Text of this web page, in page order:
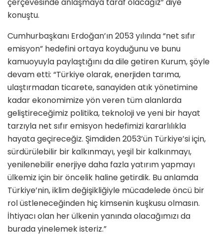
çerçevesinde anlaşmaya taraf olacağız” diye
konuştu.
Cumhurbaşkanı Erdoğan’ın 2053 yılında “net sıfır
emisyon” hedefini ortaya koyduğunu ve bunu
kamuoyuyla paylaştığını da dile getiren Kurum, şöyle
devam etti: “Türkiye olarak, enerjiden tarıma,
ulaştırmadan ticarete, sanayiden atık yönetimine
kadar ekonomimize yön veren tüm alanlarda
geliştireceğimiz politika, teknoloji ve yeni bir hayat
tarzıyla net sıfır emisyon hedefimizi kararlılıkla
hayata geçireceğiz. Şimdiden 2053’ün Türkiye’si için,
sürdürülebilir bir kalkınmayı, yeşil bir kalkınmayı,
yenilenebilir enerjiye daha fazla yatırım yapmayı
ülkemiz için bir öncelik haline getirdik. Bu anlamda
Türkiye’nin, iklim değişikliğiyle mücadelede öncü bir
rol üstleneceğinden hiç kimsenin kuşkusu olmasın.
İhtiyacı olan her ülkenin yanında olacağımızı da
burada yinelemek isteriz.”